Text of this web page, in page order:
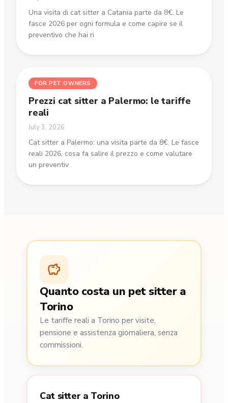
Una visita di cat sitter a Catania parte da 8€. Le
fasce 2026 per ogni formula e come capire se il
preventivo che hai ri
FOR PET OWNERS
Prezzi cat sitter a Palermo: le tariffe
reali
July 3, 2026
Cat sitter a Palermo: una visita parte da 8€. Le fasce
reali 2026, cosa fa salire il prezzo e come valutare
un preventiv
Quanto costa un pet sitter a
Torino
Le tariffe reali a Torino per visite,
pensione e assistenza giornaliera, senza
commissioni.
Cat sitter a Torino